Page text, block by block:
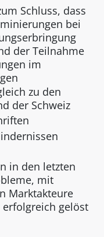
Schluss, dass
bei
der Teilnahme
im
zu den
der Schweiz
in den letzten
mit
Marktakteure
gelöst